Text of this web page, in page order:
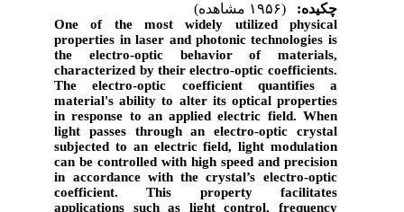
چکیده:
One of the most widely utilized physical
properties in laser and photonic technologies is
the electro-optic behavior of materials,
characterized by their electro-optic coefficients.
The electro-optic coefficient quantifies a
material's ability to alter its optical properties
in response to an applied electric field. When
light passes through an electro-optic crystal
subjected to an electric field, light modulation
can be controlled with high speed and precision
in accordance with the crystal’s electro-optic
coefficient. This property facilitates
applications such as light control, frequency